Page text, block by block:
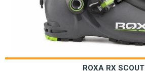
ROXA RX SCOUT